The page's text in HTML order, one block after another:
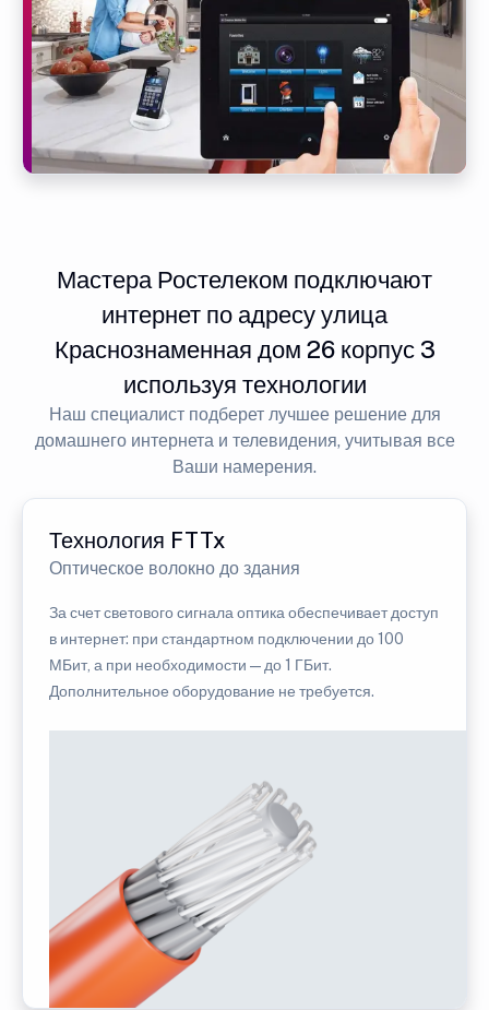
Мастера Ростелеком подключают
интернет по адресу улица
Краснознаменная дом 26 корпус 3
используя технологии
Наш специалист подберет лучшее решение для
домашнего интернета и телевидения, учитывая все
Ваши намерения.
Технология FTTx
Оптическое волокно до здания
За счет светового сигнала оптика обеспечивает доступ
в интернет: при стандартном подключении до 100
МБит, а при необходимости — до 1 ГБит.
Дополнительное оборудование не требуется.